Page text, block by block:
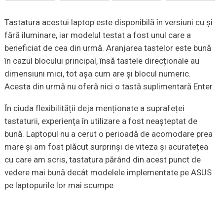
Tastatura acestui laptop este disponibilă în versiuni cu și
fără iluminare, iar modelul testat a fost unul care a
beneficiat de cea din urmă. Aranjarea tastelor este bună
în cazul blocului principal, însă tastele direcționale au
dimensiuni mici, tot așa cum are și blocul numeric.
Acesta din urmă nu oferă nici o tastă suplimentară Enter.
În ciuda flexibilității deja menționate a suprafeței
tastaturii, experiența în utilizare a fost neașteptat de
bună. Laptopul nu a cerut o perioadă de acomodare prea
mare și am fost plăcut surprinși de viteza și acuratețea
cu care am scris, tastatura părând din acest punct de
vedere mai bună decât modelele implementate pe ASUS
pe laptopurile lor mai scumpe.